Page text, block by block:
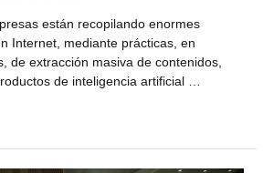
están recopilando enormes
Internet, mediante prácticas, en
de extracción masiva de contenidos,
de inteligencia artificial …